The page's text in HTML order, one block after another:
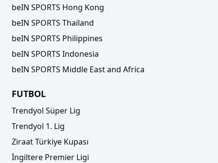
beIN SPORTS Hong Kong
beIN SPORTS Thailand
beIN SPORTS Philippines
beIN SPORTS Indonesia
beIN SPORTS Middle East and Africa
FUTBOL
Trendyol Süper Lig
Trendyol 1. Lig
Ziraat Türkiye Kupası
İngiltere Premier Ligi